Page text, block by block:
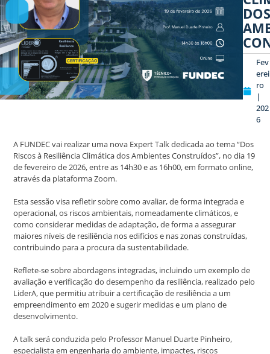
Fev
erei
ro
|
202
6
A FUNDEC vai realizar uma nova Expert Talk dedicada ao tema “Dos
Riscos à Resiliência Climática dos Ambientes Construídos”, no dia 19
de fevereiro de 2026, entre as 14h30 e as 16h00, em formato online,
através da plataforma Zoom.
Esta sessão visa refletir sobre como avaliar, de forma integrada e
operacional, os riscos ambientais, nomeadamente climáticos, e
como considerar medidas de adaptação, de forma a assegurar
maiores níveis de resiliência nos edifícios e nas zonas construídas,
contribuindo para a procura da sustentabilidade.
Reflete-se sobre abordagens integradas, incluindo um exemplo de
avaliação e verificação do desempenho da resiliência, realizado pelo
LiderA, que permitiu atribuir a certificação de resiliência a um
empreendimento em 2020 e sugerir medidas e um plano de
desenvolvimento.
A talk será conduzida pelo Professor Manuel Duarte Pinheiro,
especialista em engenharia do ambiente, impactes, riscos